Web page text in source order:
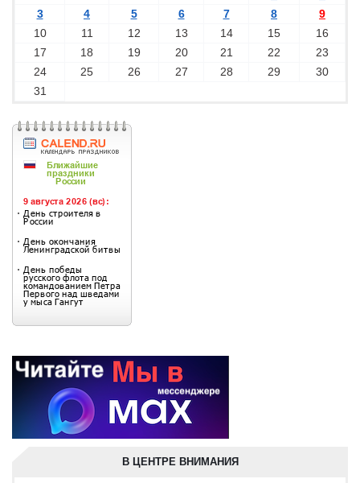
3
4 5 6 7 8
9
10
11 12 13 14 15
16
17
18 19 20 21 22
23
24
25 26 27 28 29
30
31
В ЦЕНТРЕ ВНИМАНИЯ